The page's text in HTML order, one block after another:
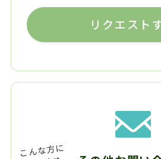
リクエスト